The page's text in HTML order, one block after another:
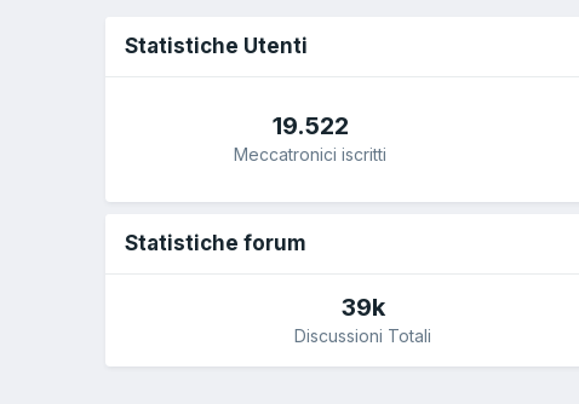
Statistiche Utenti
19.522
Meccatronici iscritti
Statistiche forum
39k
Discussioni Totali